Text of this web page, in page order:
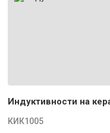
Индуктивности на
КИК1005